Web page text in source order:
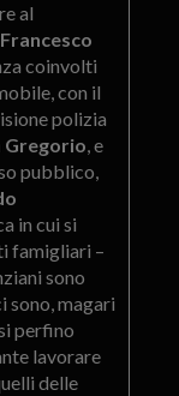
al
Francesco
coinvolti
con il
polizia
Gregorio, e
pubblico,
in cui si
famigliari –
sono
sono, magari
perfino
lavorare
delle